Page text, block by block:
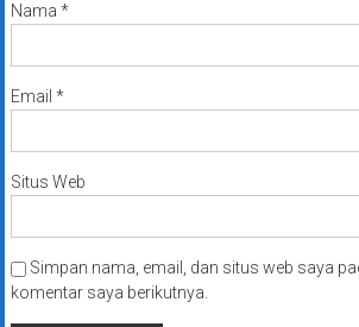
Nama *
Email *
Situs Web
Simpan nama, email, dan situs web saya
komentar saya berikutnya.